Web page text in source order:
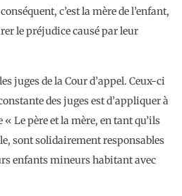
c’est la mère de l’enfant,
le préjudice causé par leur
juges de la Cour d’appel. Ceux-ci
des juges est d’appliquer à
Le père et la mère, en tant qu’ils
sont solidairement responsables
enfants mineurs habitant avec